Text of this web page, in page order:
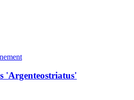
'Argenteostriatus'